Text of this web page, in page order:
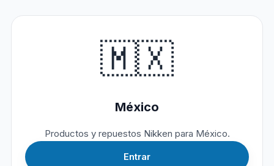
🇲🇽
México
Productos y repuestos Nikken para México.
Entrar